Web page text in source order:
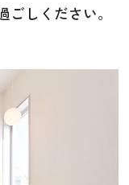
しください。